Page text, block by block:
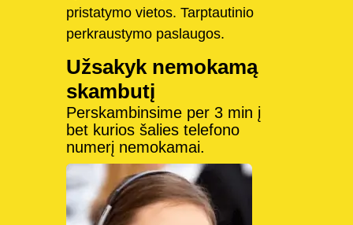
pristatymo vietos. Tarptautinio
perkraustymo paslaugos.
Užsakyk nemokamą
skambutį
Perskambinsime per 3 min į
bet kurios šalies telefono
numerį nemokamai.